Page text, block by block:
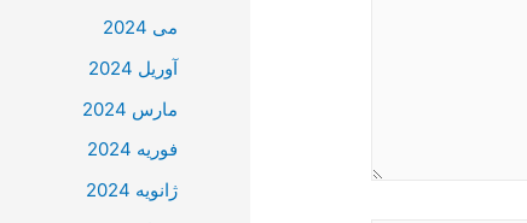
می 2024
آوریل 2024
مارس 2024
فوریه 2024
ژانویه 2024